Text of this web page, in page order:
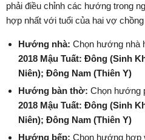
phải điều chỉnh các hướng trong
hợp nhất với tuổi của hai vợ
Hướng nhà: Chọn hướng nhà
2018 Mậu Tuất: Đông (Sinh
Niên); Đông Nam (Thiên Y)
Hướng bàn thờ: Chọn hướng
2018 Mậu Tuất: Đông (Sinh
Niên); Đông Nam (Thiên Y)
Hướng bếp: Chọn hướng hợp